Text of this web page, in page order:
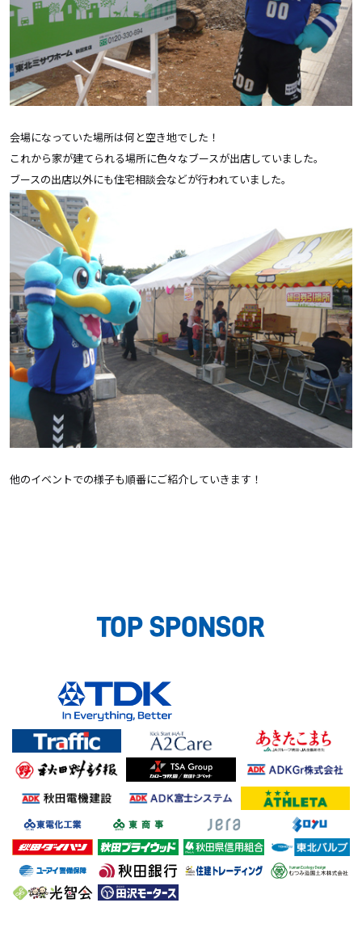
会場になっていた場所は何と空き地でした！
これから家が建てられる場所に色々なブースが出店していました。
ブースの出店以外にも住宅相談会などが行われていました。
他のイベントでの様子も順番にご紹介していきます！
TOP SPONSOR